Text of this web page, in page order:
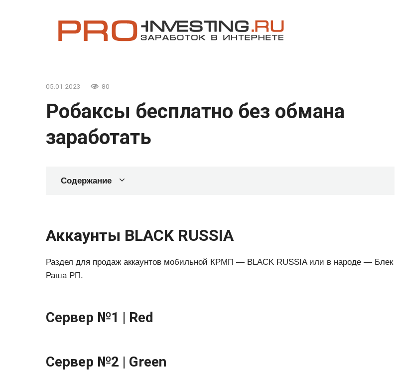
05.01.2023 80
Робаксы бесплатно без обмана
заработать
Содержание
Аккаунты BLACK RUSSIA
Раздел для продаж аккаунтов мобильной КРМП — BLACK RUSSIA или в народе — Блек
Раша РП.
Сервер №1 | Red
Сервер №2 | Green